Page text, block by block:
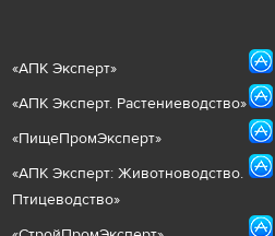
«АПК Эксперт»
«АПК Эксперт. Растениеводство»
«ПищеПромЭксперт»
«АПК Эксперт: Животноводство.
Птицеводство»